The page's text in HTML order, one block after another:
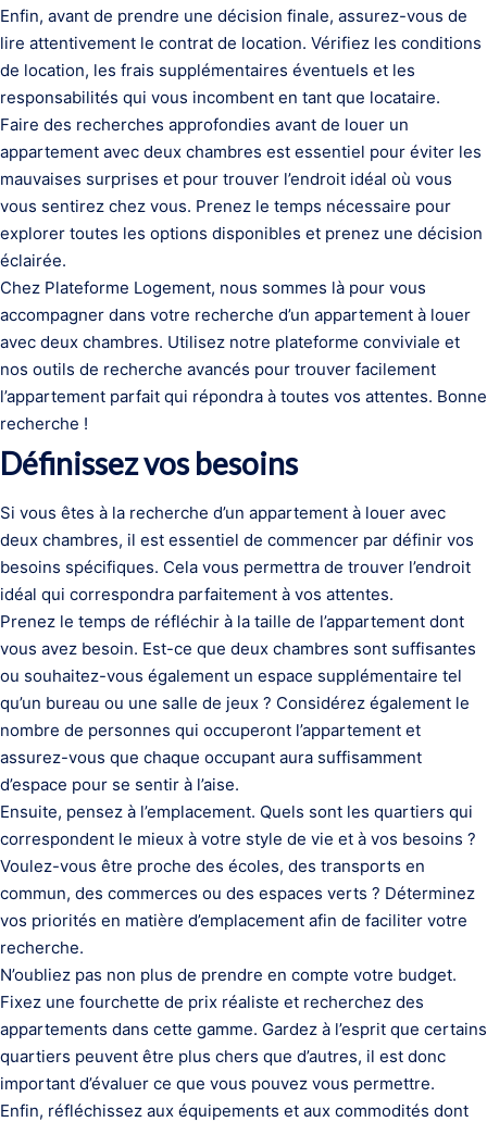
Enfin, avant de prendre une décision finale, assurez-vous de
lire attentivement le contrat de location. Vérifiez les conditions
de location, les frais supplémentaires éventuels et les
responsabilités qui vous incombent en tant que locataire.
Faire des recherches approfondies avant de louer un
appartement avec deux chambres est essentiel pour éviter les
mauvaises surprises et pour trouver l’endroit idéal où vous
vous sentirez chez vous. Prenez le temps nécessaire pour
explorer toutes les options disponibles et prenez une décision
éclairée.
Chez Plateforme Logement, nous sommes là pour vous
accompagner dans votre recherche d’un appartement à louer
avec deux chambres. Utilisez notre plateforme conviviale et
nos outils de recherche avancés pour trouver facilement
l’appartement parfait qui répondra à toutes vos attentes. Bonne
recherche !
Définissez vos besoins
Si vous êtes à la recherche d’un appartement à louer avec
deux chambres, il est essentiel de commencer par définir vos
besoins spécifiques. Cela vous permettra de trouver l’endroit
idéal qui correspondra parfaitement à vos attentes.
Prenez le temps de réfléchir à la taille de l’appartement dont
vous avez besoin. Est-ce que deux chambres sont suffisantes
ou souhaitez-vous également un espace supplémentaire tel
qu’un bureau ou une salle de jeux ? Considérez également le
nombre de personnes qui occuperont l’appartement et
assurez-vous que chaque occupant aura suffisamment
d’espace pour se sentir à l’aise.
Ensuite, pensez à l’emplacement. Quels sont les quartiers qui
correspondent le mieux à votre style de vie et à vos besoins ?
Voulez-vous être proche des écoles, des transports en
commun, des commerces ou des espaces verts ? Déterminez
vos priorités en matière d’emplacement afin de faciliter votre
recherche.
N’oubliez pas non plus de prendre en compte votre budget.
Fixez une fourchette de prix réaliste et recherchez des
appartements dans cette gamme. Gardez à l’esprit que certains
quartiers peuvent être plus chers que d’autres, il est donc
important d’évaluer ce que vous pouvez vous permettre.
Enfin, réfléchissez aux équipements et aux commodités dont